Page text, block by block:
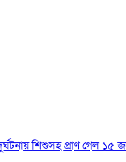
শিশুসহ প্রাণ গেল ১৫